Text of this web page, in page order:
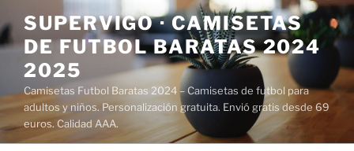
al
contenido
SUPERVIGO · CAMISETAS
DE FUTBOL BARATAS 2024
2025
Camisetas Futbol Baratas 2024 – Camisetas de futbol para
adultos y niños. Personalización gratuita. Envió gratis desde 69
euros. Calidad AAA.